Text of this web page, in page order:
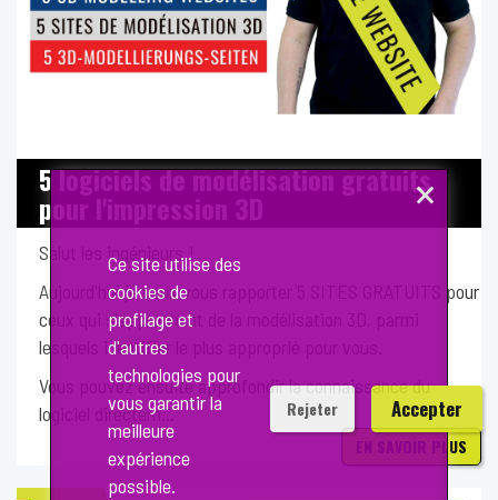
5 logiciels de modélisation gratuits
pour l'impression 3D
Salut les ingénieurs !
Aujourd'hui je veux vous rapporter 5 SITES GRATUITS pour
ceux qui s'approchent de la modélisation 3D, parmi
lesquels identifier le plus approprié pour vous.
Vous pouvez ensuite approfondir la connaissance du
logiciel directem...
EN SAVOIR PLUS
Ce site utilise des
cookies de
profilage et
d'autres
technologies pour
vous garantir la
meilleure
expérience
possible.
Rejeter Accepter
×